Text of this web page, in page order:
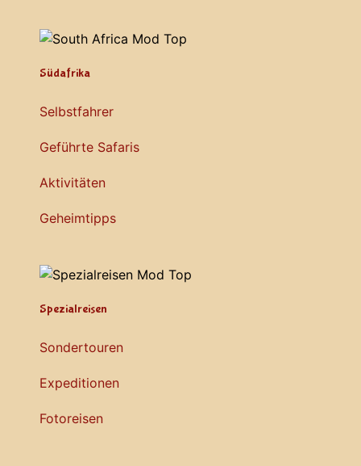
Südafrika
Selbstfahrer
Geführte Safaris
Aktivitäten
Geheimtipps
Spezialreisen
Sondertouren
Expeditionen
Fotoreisen